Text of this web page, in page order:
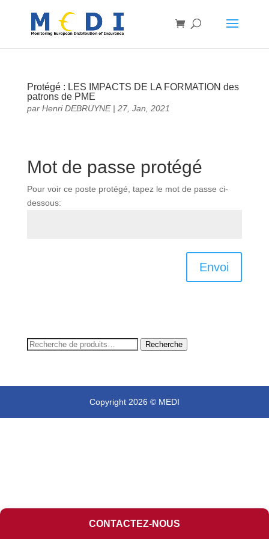
Protégé : LES IMPACTS DE LA FORMATION des
patrons de PME
par Henri DEBRUYNE| 27, Jan, 2021
Mot de passe protégé
Pour voir ce poste protégé, tapez le mot de passe ci-
dessous:
Envoi
Recherche
Recherche
Copyright 2026 © MEDI
CONTACTEZ-NOUS